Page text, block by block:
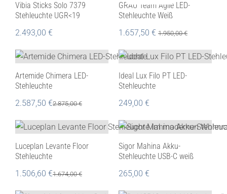
Vibia Sticks Solo 7379
Stehleuchte UGR<19
2.493,00 €
GRAU Team Agile LED-
Stehleuchte Weiß
1.657,50 € 1.950,00€
Artemide Chimera LED-
Stehleuchte
2.587,50 €2.875,00€
Ideal Lux Filo PT LED-
Stehleuchte
249,00 €
Luceplan Levante Floor
Stehleuchte
1.506,60 €1.674,00€
Sigor Mahina Akku-
Stehleuchte USB-C weiß
265,00 €